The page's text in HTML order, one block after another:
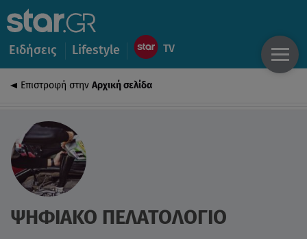
Ειδήσεις Lifestyle
Επιστροφή στην Αρχική σελίδα
ΨΗΦΙΑΚΟ ΠΕΛΑΤΟΛΟΓΙΟ